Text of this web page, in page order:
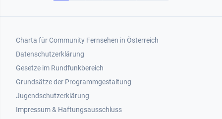
Footer 1
Charta für Community Fernsehen in Österreich
Datenschutzerklärung
Gesetze im Rundfunkbereich
Grundsätze der Programmgestaltung
Jugendschutzerklärung
Impressum & Haftungsausschluss